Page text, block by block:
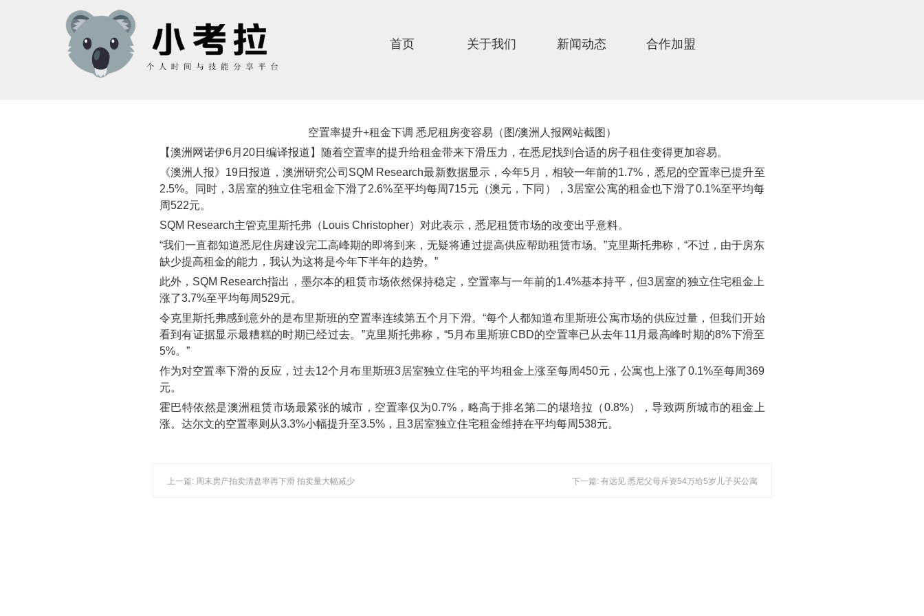
首页 关于我们 新闻动态 合作加盟
空置率提升+租金下调 悉尼租房变容易（图/澳洲人报网站截图）
【澳洲网诺伊6月20日编译报道】随着空置率的提升给租金带来下滑压力，在悉尼找到合适的房子租住变得更加容易。
《澳洲人报》19日报道，澳洲研究公司SQM Research最新数据显示，今年5月，相较一年前的1.7%，悉尼的空置率已提升至
2.5%。同时，3居室的独立住宅租金下滑了2.6%至平均每周715元（澳元，下同），3居室公寓的租金也下滑了0.1%至平均每
周522元。
SQM Research主管克里斯托弗（Louis Christopher）对此表示，悉尼租赁市场的改变出乎意料。
“我们一直都知道悉尼住房建设完工高峰期的即将到来，无疑将通过提高供应帮助租赁市场。”克里斯托弗称，“不过，由于房东
缺少提高租金的能力，我认为这将是今年下半年的趋势。”
此外，SQM Research指出，墨尔本的租赁市场依然保持稳定，空置率与一年前的1.4%基本持平，但3居室的独立住宅租金上
涨了3.7%至平均每周529元。
令克里斯托弗感到意外的是布里斯班的空置率连续第五个月下滑。“每个人都知道布里斯班公寓市场的供应过量，但我们开始
看到有证据显示最糟糕的时期已经过去。”克里斯托弗称，“5月布里斯班CBD的空置率已从去年11月最高峰时期的8%下滑至
5%。”
作为对空置率下滑的反应，过去12个月布里斯班3居室独立住宅的平均租金上涨至每周450元，公寓也上涨了0.1%至每周369
元。
霍巴特依然是澳洲租赁市场最紧张的城市，空置率仅为0.7%，略高于排名第二的堪培拉（0.8%），导致两所城市的租金上
涨。达尔文的空置率则从3.3%小幅提升至3.5%，且3居室独立住宅租金维持在平均每周538元。
上一篇: 周末房产拍卖清盘率再下滑 拍卖量大幅减少 下一篇: 有远见 悉尼父母斥资54万给5岁儿子买公寓